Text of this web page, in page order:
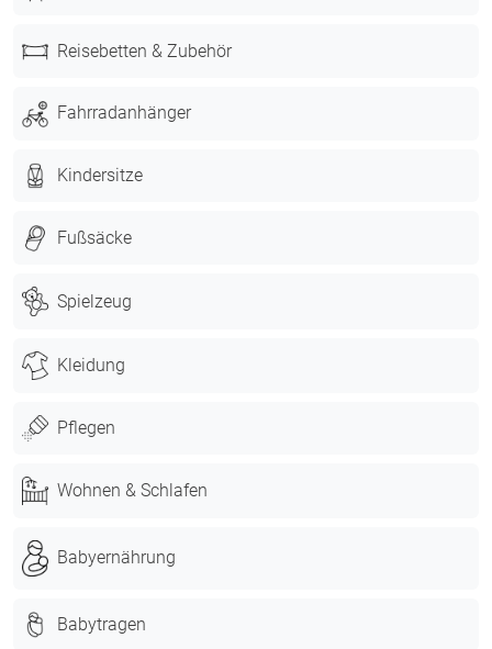
Reisebetten & Zubehör
Fahrradanhänger
Kindersitze
Fußsäcke
Spielzeug
Kleidung
Pflegen
Wohnen & Schlafen
Babyernährung
Babytragen